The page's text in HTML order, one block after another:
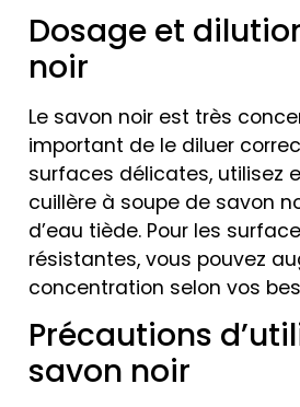
Dosage et
noir
Le savon noir est très
important de le diluer
surfaces délicates, utilisez
cuillère à soupe de savon
d’eau tiède. Pour les
résistantes, vous pouvez
concentration selon vos
Précautions
savon noir